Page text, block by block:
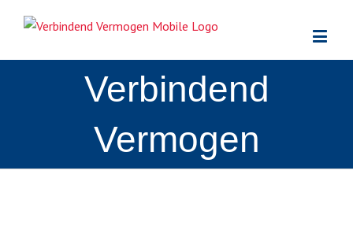
Verbindend
Vermogen